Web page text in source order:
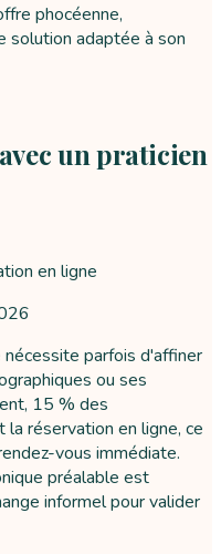
phocéenne,
solution adaptée à son
un praticien
en ligne
parfois d'affiner
ou ses
15 % des
réservation en ligne, ce
vous immédiate.
préalable est
informel pour valider